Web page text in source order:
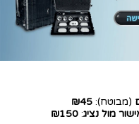
(מבוטח): ₪45
מול נציג:
₪150